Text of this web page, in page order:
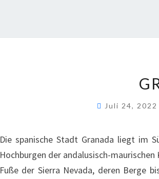
Juli 24, 2022
Die spanische Stadt Granada liegt im
Hochburgen der andalusisch-
Fuße der Sierra Nevada, deren Berge